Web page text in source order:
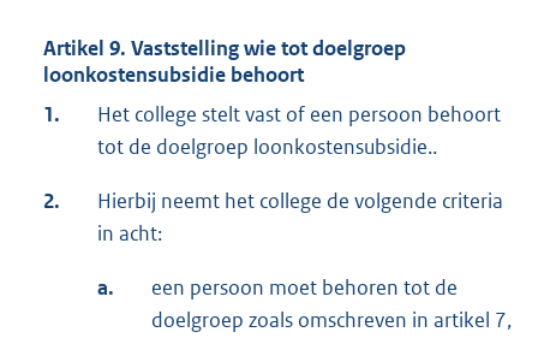
Artikel 9. Vaststelling wie tot doelgroep
loonkostensubsidie behoort
1.
Het college stelt vast of een persoon behoort
tot de doelgroep loonkostensubsidie..
2.
Hierbij neemt het college de volgende criteria
in acht:
a.
een persoon moet behoren tot de
doelgroep zoals omschreven in artikel 7,